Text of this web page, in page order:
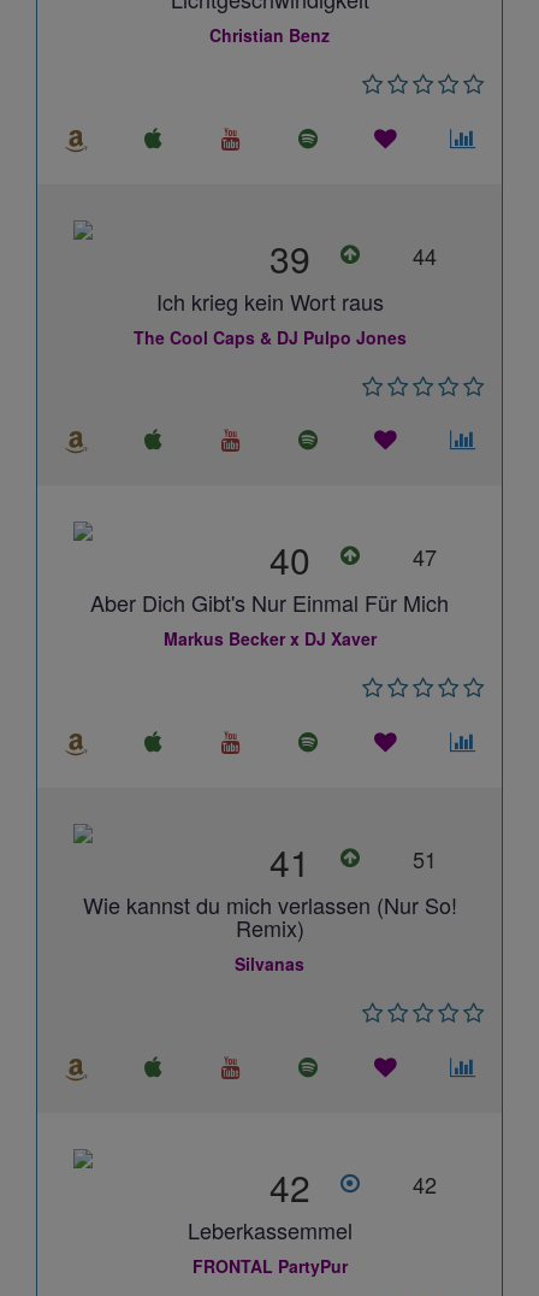
Christian Benz
39
44
Ich krieg kein Wort raus
The Cool Caps & DJ Pulpo Jones
40
47
Aber Dich Gibt's Nur Einmal Für Mich
Markus Becker x DJ Xaver
41
51
Wie kannst du mich verlassen (Nur So!
Remix)
Silvanas
42
42
Leberkassemmel
FRONTAL PartyPur